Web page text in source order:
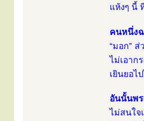
แห้งๆ นี้
คนหนึ่ง
“มอก”
ไม่เอาก
เยินยอไ
อันนั้นพร
ไม่สนใจ